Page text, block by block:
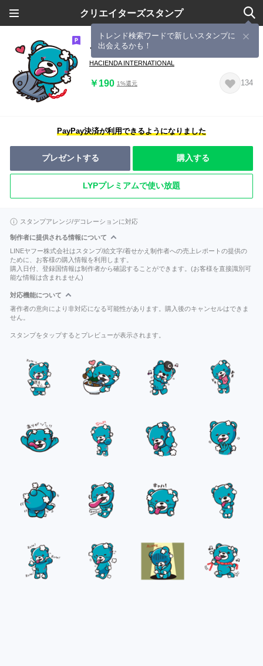
クリエイターズスタンプ
トレンド検索ワードで新しいスタンプに
出会えるかも！
ゾンベアー２
HACIENDA INTERNATIONAL
￥190 1%還元 134
PayPay決済が利用できるようになりました
プレゼントする 購入する
LYPプレミアムで使い放題
スタンプアレンジ/デコレーションに対応
制作者に提供される情報について
LINEヤフー株式会社はスタンプ/絵文字/着せかえ制作者への売上レポートの提供の
ために、お客様の購入情報を利用します。
購入日付、登録国情報は制作者から確認することができます。(お客様を直接識別可
能な情報は含まれません)
対応機能について
著作者の意向により非対応になる可能性があります。購入後のキャンセルはできま
せん。
スタンプをタップするとプレビューが表示されます。